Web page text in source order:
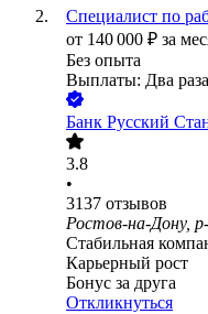
Специалист по
от 140 000 ₽ за
Без опыта
Выплаты: Два
Банк Русский
3.8
•
3137 отзывов
Ростов-на-Дону,
Стабильная
Карьерный рост
Бонус за друга
Откликнуться